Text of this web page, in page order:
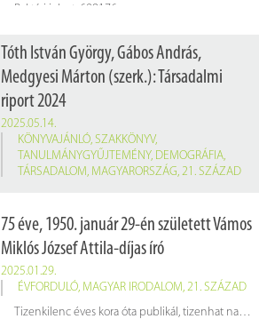
Raktári jelzet: 698176
Tóth István György, Gábos András,
Medgyesi Márton (szerk.): Társadalmi
riport 2024
2025.05.14.
KÖNYVAJÁNLÓ, SZAKKÖNYV,
TANULMÁNYGYŰJTEMÉNY, DEMOGRÁFIA,
TÁRSADALOM, MAGYARORSZÁG, 21. SZÁZAD
Raktári jelzet: 460829/2024
75 éve, 1950. január 29-én született Vámos
Miklós József Attila-díjas író
2025.01.29.
ÉVFORDULÓ, MAGYAR IRODALOM, 21. SZÁZAD
Tizenkilenc éves kora óta publikál, tizenhat nagyregényt és kilenc kisregényt írt, csaknem félszáz könyve jelent meg eddig, az egyik legismertebb kortárs magyar író.